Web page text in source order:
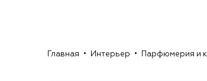
Главная Интерьер Парфюмерия и